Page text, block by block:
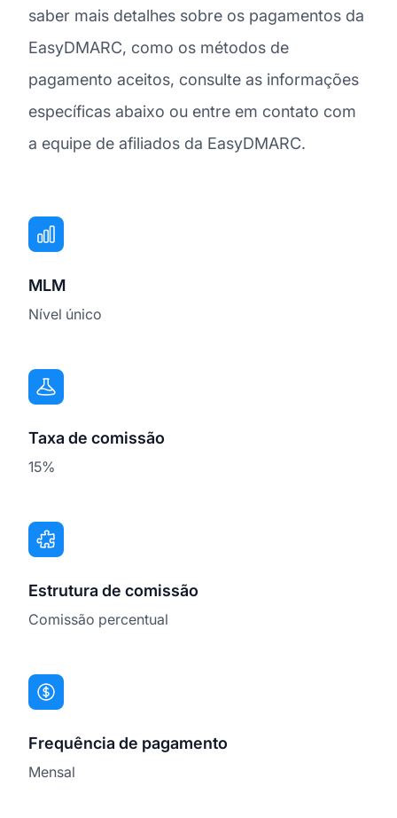
saber mais detalhes sobre os pagamentos da
EasyDMARC, como os métodos de
pagamento aceitos, consulte as informações
específicas abaixo ou entre em contato com
a equipe de afiliados da EasyDMARC.
MLM
Nível único
Taxa de comissão
15%
Estrutura de comissão
Comissão percentual
Frequência de pagamento
Mensal